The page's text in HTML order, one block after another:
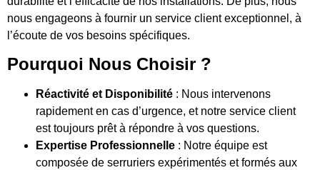
nous engageons à fournir un service client exceptionnel, à
l’écoute de vos besoins spécifiques.
Pourquoi Nous Choisir ?
Réactivité et Disponibilité : Nous intervenons
rapidement en cas d’urgence, et notre service client
est toujours prêt à répondre à vos questions.
Expertise Professionnelle : Notre équipe est
composée de serruriers expérimentés et formés aux